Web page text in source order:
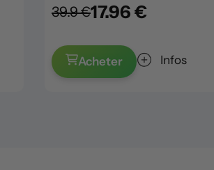
39.9 €17.96 €
Acheter Infos